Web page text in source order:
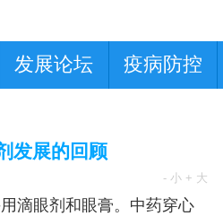
发展论坛 疫病防控
发展的回顾
- 小 + 大
眼剂和眼膏。中药穿心